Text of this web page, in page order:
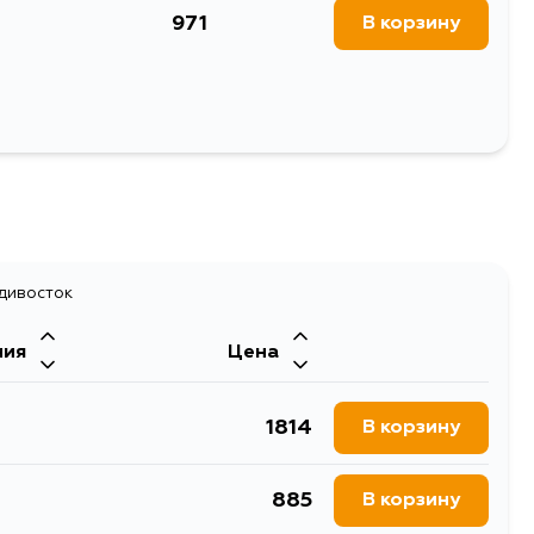
- ); COROLLA RUMION ZRE154 (2007.10 - ); AURIS
(2006.10 - ); MARK X ZIO ANA10, ANA15, GGA10 (2007.09
ADT271R, WWT270R,971 В корзину
Цена
1814 В корзину
885 В корзину